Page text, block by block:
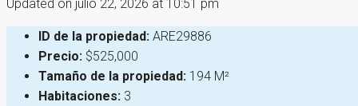
Updated on julio 22, 2026 at 10:51 pm
ID de la propiedad: ARE29886
Precio: $525,000
Tamaño de la propiedad: 194 M²
Habitaciones: 3